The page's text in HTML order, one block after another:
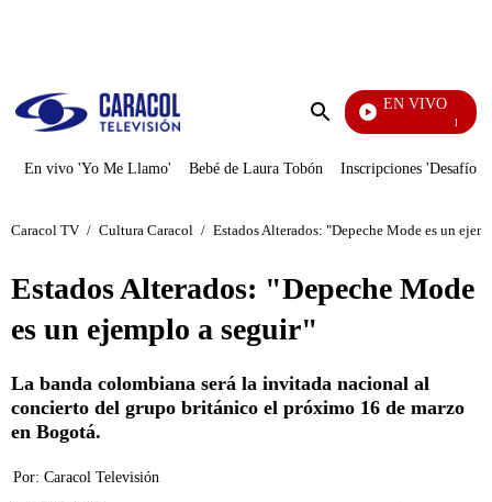
Enviar
EN VIVO
La Finca
En vivo 'Yo Me Llamo' Bebé de Laura Tobón Inscripciones 'Desafío'
Caracol TV / Cultura Caracol / Estados Alterados: "Depeche Mode es un
Estados Alterados: "Depeche Mode
es un ejemplo a seguir"
La banda colombiana será la invitada nacional al
concierto del grupo británico el próximo 16 de marzo
en Bogotá.
Por: Caracol Televisión